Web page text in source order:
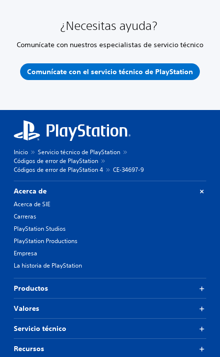
¿Necesitas ayuda?
Comunícate con nuestros especialistas de servicio técnico
Comunícate con el servicio técnico de PlayStation
Inicio
Servicio técnico de PlayStation
Códigos de error de PlayStation
Códigos de error de PlayStation 4
CE-34697-9
Acerca de
Acerca de SIE
Carreras
PlayStation Studios
PlayStation Productions
Empresa
La historia de PlayStation
Productos
Valores
Servicio técnico
Recursos